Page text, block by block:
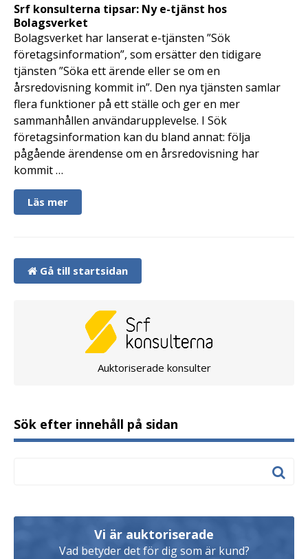
Srf konsulterna tipsar: Ny e-tjänst hos
Bolagsverket
Bolagsverket har lanserat e-tjänsten ”Sök
företagsinformation”, som ersätter den tidigare
tjänsten ”Söka ett ärende eller se om en
årsredovisning kommit in”. Den nya tjänsten samlar
flera funktioner på ett ställe och ger en mer
sammanhållen användarupplevelse. I Sök
företagsinformation kan du bland annat: följa
pågående ärendense om en årsredovisning har
kommit …
Läs mer
Gå till startsidan
Auktoriserade konsulter
Sök efter innehåll på sidan
Vi är auktoriserade
Vad betyder det för dig som är kund?